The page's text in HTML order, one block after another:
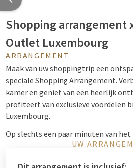
Shopping arrangement
Outlet Luxembourg
ARRANGEMENT
Maak van uw shoppingtrip een
speciale Shopping Arrangement.
kamer en geniet van een heerlijk
profiteert van exclusieve voordelen
Luxembourg.
Op slechts een paar minuten van
Outlet Luxembourg, met 60 merken
UW